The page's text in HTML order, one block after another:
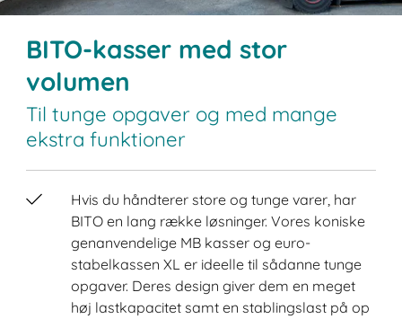
BITO-kasser med stor
volumen
Til tunge opgaver og med mange
ekstra funktioner
Hvis du håndterer store og tunge varer, har
BITO en lang række løsninger. Vores koniske
genanvendelige MB kasser og euro-
stabelkassen XL er ideelle til sådanne tunge
opgaver. Deres design giver dem en meget
høj lastkapacitet samt en stablingslast på op